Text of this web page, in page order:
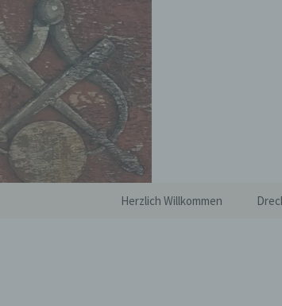
Zum
Inhalt
springen
Herzlich Willkommen